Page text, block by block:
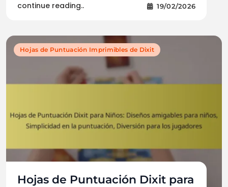
continue reading.. 19/02/2026
Hojas de Puntuación Imprimibles de Dixit
Hojas de Puntuación Dixit para